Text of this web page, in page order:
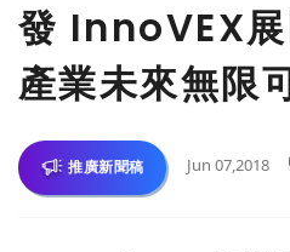
發 InnoVEX
產業未來無限
推廣新聞稿 Jun 07,2018